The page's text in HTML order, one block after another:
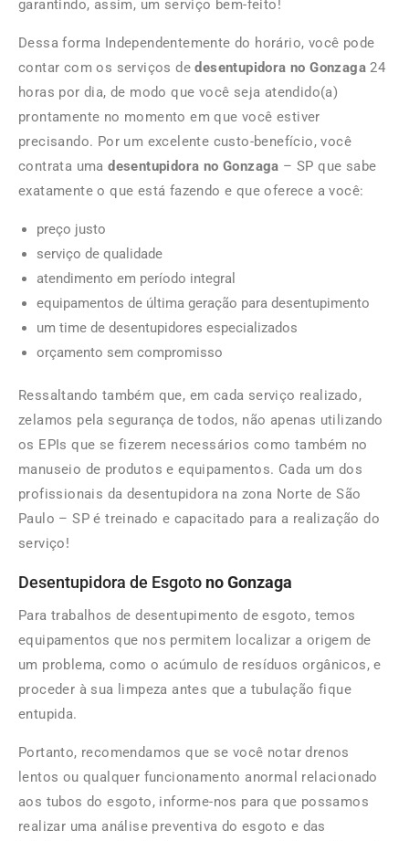
garantindo, assim, um serviço bem-feito!
Dessa forma Independentemente do horário, você pode
contar com os serviços dedesentupidora no Gonzaga24
horas por dia, de modo que você seja atendido(a)
prontamente no momento em que você estiver
precisando. Por um excelente custo-benefício, você
contrata umadesentupidora no Gonzaga – SP que sabe
exatamente o que está fazendo e que oferece a você:
preço justo
serviço de qualidade
atendimento em período integral
equipamentos de última geração para desentupimento
um time de desentupidores especializados
orçamento sem compromisso
Ressaltando também que, em cada serviço realizado,
zelamos pela segurança de todos, não apenas utilizando
os EPIs que se fizerem necessários como também no
manuseio de produtos e equipamentos. Cada um dos
profissionais da desentupidora na zona Norte de São
Paulo – SP é treinado e capacitado para a realização do
serviço!
Desentupidora de Esgoto no Gonzaga
Para trabalhos de desentupimento de esgoto, temos
equipamentos que nos permitem localizar a origem de
um problema, como o acúmulo de resíduos orgânicos, e
proceder à sua limpeza antes que a tubulação fique
entupida.
Portanto, recomendamos que se você notar drenos
lentos ou qualquer funcionamento anormal relacionado
aos tubos do esgoto, informe-nos para que possamos
realizar uma análise preventiva do esgoto e das